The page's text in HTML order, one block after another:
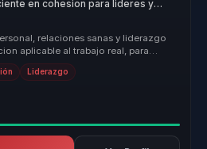
en cohesion para lideres y
relaciones sanas y liderazgo
aplicable al trabajo real, para
Liderazgo